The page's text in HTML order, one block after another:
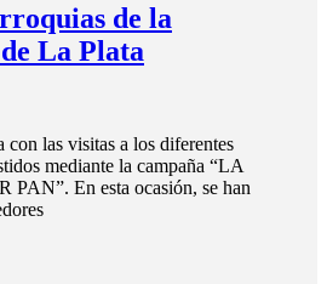
de la
La Plata
las visitas a los diferentes
mediante la campaña “LA
En esta ocasión, se han